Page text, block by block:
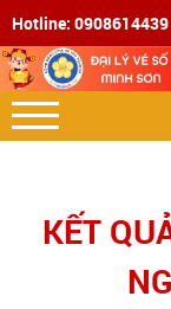
Hotline: 0908614439
KẾT